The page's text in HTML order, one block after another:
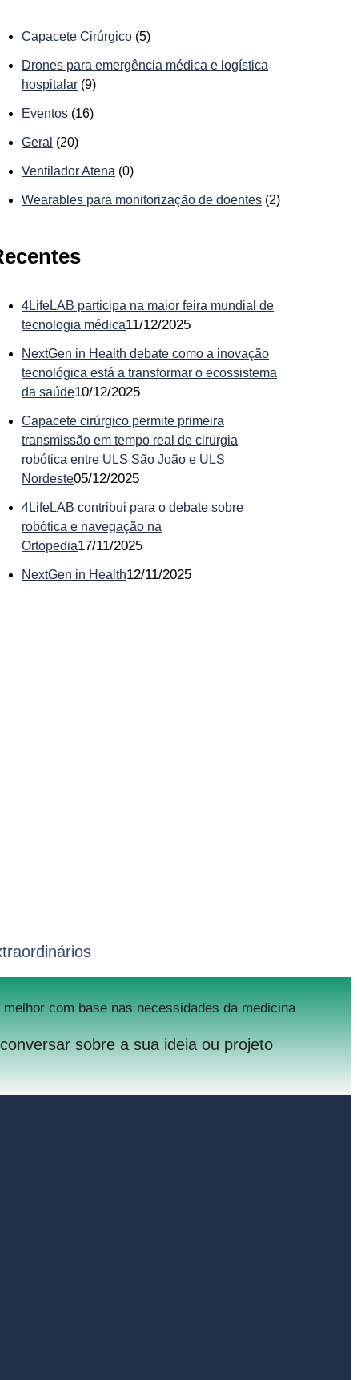
Capacete Cirúrgico (5)
Drones para emergência médica e logística
hospitalar (9)
Eventos (16)
Geral (20)
Ventilador Atena (0)
Wearables para monitorização de doentes (2)
4LifeLAB participa na maior feira mundial de
tecnologia médica11/12/2025
NextGen in Health debate como a inovação
tecnológica está a transformar o ecossistema
da saúde10/12/2025
Capacete cirúrgico permite primeira
transmissão em tempo real de cirurgia
robótica entre ULS São João e ULS
Nordeste05/12/2025
4LifeLAB contribui para o debate sobre
robótica e navegação na
Ortopedia17/11/2025
NextGen in Health12/11/2025
com base nas necessidades da medicina
sobre a sua ideia ou projeto